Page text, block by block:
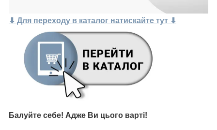
⬇ Для переходу в каталог натискайте тут ⬇
Балуйте себе! Адже Ви цього варті!